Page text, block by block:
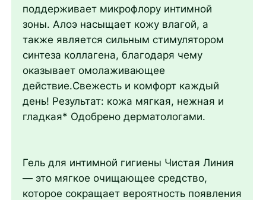
поддерживает микрофлору интимной
зоны. Алоэ насыщает кожу влагой, а
также является сильным стимулятором
синтеза коллагена, благодаря чему
оказывает омолаживающее
действие.Свежесть и комфорт каждый
день! Результат: кожа мягкая, нежная и
гладкая* Одобрено дерматологами.
Гель для интимной гигиены Чистая Линия
— это мягкое очищающее средство,
которое сокращает вероятность появления